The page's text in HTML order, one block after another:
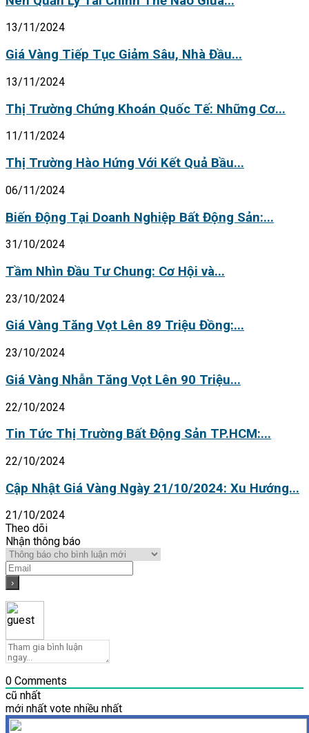
13/11/2024
Giá Vàng Tiếp Tục Giảm Sâu, Nhà Đầu...
13/11/2024
Thị Trường Chứng Khoán Quốc Tế: Những Cơ...
11/11/2024
Thị Trường Hào Hứng Với Kết Quả Bầu...
06/11/2024
Biến Động Tại Doanh Nghiệp Bất Động Sản:...
31/10/2024
Tầm Nhìn Đầu Tư Chung: Cơ Hội và...
23/10/2024
Giá Vàng Tăng Vọt Lên 89 Triệu Đồng:...
23/10/2024
Giá Vàng Nhẫn Tăng Vọt Lên 90 Triệu...
22/10/2024
Tin Tức Thị Trường Bất Động Sản TP.HCM:...
22/10/2024
Cập Nhật Giá Vàng Ngày 21/10/2024: Xu Hướng...
21/10/2024
Theo dõi
Nhận thông báo
0 Comments
cũ nhất
mới nhất vote nhiều nhất